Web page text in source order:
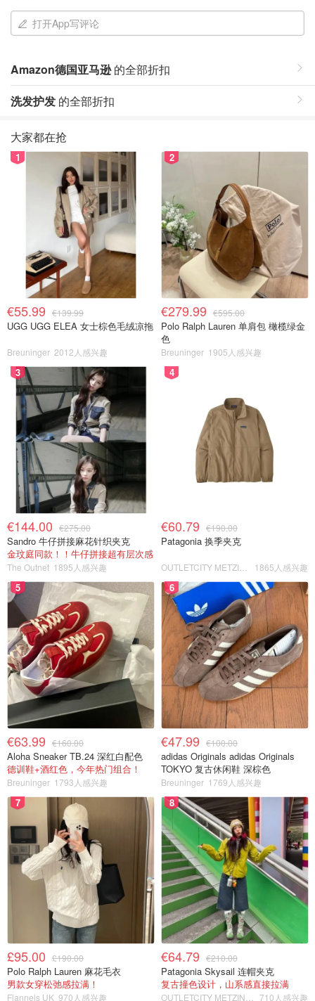
打开App写评论
Amazon德国亚马逊的全部折扣
洗发护发 的全部折扣
大家都在抢
1
€55.99 €139.99
UGG UGG ELEA 女士棕色毛绒凉拖
Breuninger 2012人感兴趣
2
€279.99 €595.00
Polo Ralph Lauren 单肩包 橄榄绿金
色
Breuninger 1905人感兴趣
3
€144.00 €275.00
Sandro 牛仔拼接麻花针织夹克
金玟庭同款！！牛仔拼接超有层次感
The Outnet 1895人感兴趣
4
€60.79 €190.00
Patagonia 换季夹克
1865人感兴趣
5
€63.99 €160.00
Aloha Sneaker TB.24 深红白配色
德训鞋+酒红色，今年热门组合！
Breuninger 1793人感兴趣
6
€47.99 €100.00
adidas Originals adidas Originals
TOKYO 复古休闲鞋 深棕色
Breuninger 1769人感兴趣
7
£95.00 £190.00
Polo Ralph Lauren 麻花毛衣
男款女穿松弛感拉满！
Flannels UK 970人感兴趣
8
€64.79 €210.00
Patagonia Skysail 连帽夹克
复古撞色设计，山系感直接拉满
710人感兴趣